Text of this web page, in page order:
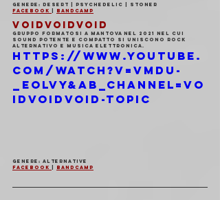
Genere: Desert | Psychedelic | Stoner
Facebook | Bandcamp
VOIDVOIDVOID
Gruppo formatosi a Mantova nel 2021 nel cui
sound potente e compatto si uniscono rock
alternativo e musica elettronica.
https://www.youtube.
com/watch?v=VmdU-
_eOlVY&ab_channel=VO
IDVOIDVOID-Topic
Genere: Alternative
Facebook
Bandcamp